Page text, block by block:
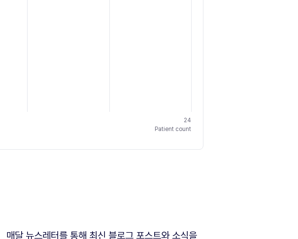
24
Patient count
매달 뉴스레터를 통해 최신 블로그 포스트와 소식을